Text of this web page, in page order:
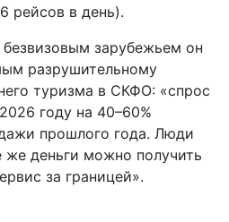
рейсов в день).
зарубежьем он
разрушительному
туризма в СКФО: «спрос
году на 40–60%
прошлого года. Люди
же деньги можно получить
за границей».